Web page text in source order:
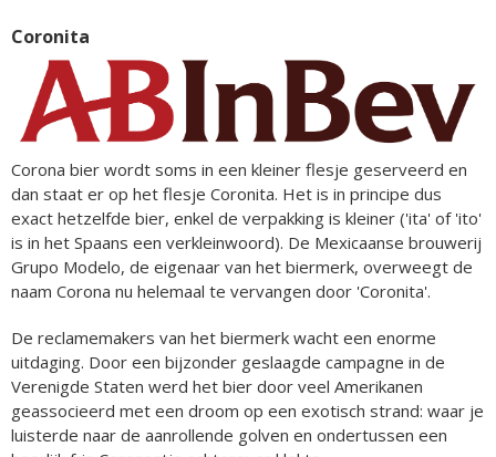
Coronita
Corona bier wordt soms in een kleiner flesje geserveerd en
dan staat er op het flesje Coronita. Het is in principe dus
exact hetzelfde bier, enkel de verpakking is kleiner ('ita' of 'ito'
is in het Spaans een verkleinwoord). De Mexicaanse brouwerij
Grupo Modelo, de eigenaar van het biermerk, overweegt de
naam Corona nu helemaal te vervangen door 'Coronita'.
De reclamemakers van het biermerk wacht een enorme
uitdaging. Door een bijzonder geslaagde campagne in de
Verenigde Staten werd het bier door veel Amerikanen
geassocieerd met een droom op een exotisch strand: waar je
luisterde naar de aanrollende golven en ondertussen een